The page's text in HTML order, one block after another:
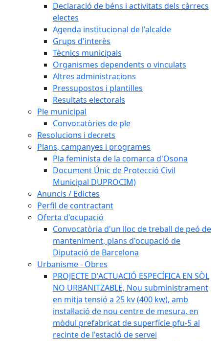
Declaració de béns i activitats dels càrrecs
electes
Agenda institucional de l'alcalde
Grups d'interès
Tècnics municipals
Organismes dependents o vinculats
Altres administracions
Pressupostos i plantilles
Resultats electorals
Ple municipal
Convocatòries de ple
Resolucions i decrets
Plans, campanyes i programes
Pla feminista de la comarca d'Osona
Document Únic de Protecció Civil
Municipal DUPROCIM)
Anuncis / Edictes
Perfil de contractant
Oferta d'ocupació
Convocatòria d'un lloc de treball de peó de
manteniment, plans d'ocupació de
Diputació de Barcelona
Urbanisme - Obres
PROJECTE D'ACTUACIÓ ESPECÍFICA EN SÒL
NO URBANITZABLE, Nou subministrament
en mitja tensió a 25 kv (400 kw), amb
instal·lació de nou centre de mesura, en
mòdul prefabricat de superfície pfu-5 al
recinte de l'estació de servei